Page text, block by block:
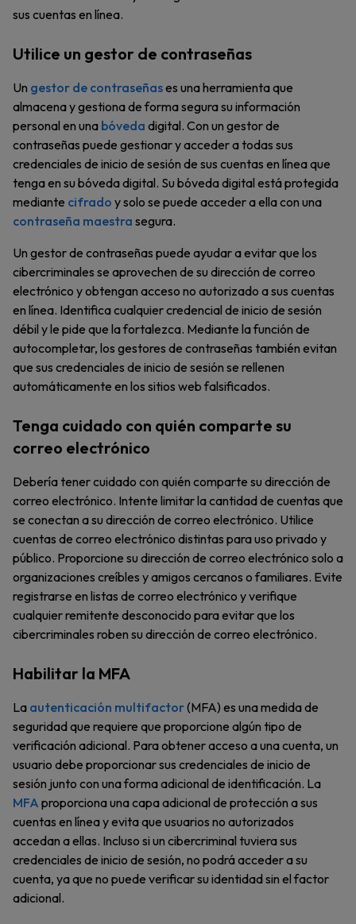
sus cuentas en línea.
Utilice un gestor de contraseñas
Un gestor de contraseñases una herramienta que
almacena y gestiona de forma segura su información
personal en una bóveda digital. Con un gestor de
contraseñas puede gestionar y acceder a todas sus
credenciales de inicio de sesión de sus cuentas en línea que
tenga en su bóveda digital. Su bóveda digital está protegida
mediante cifrado y solo se puede acceder a ella con una
contraseña maestra segura.
Un gestor de contraseñas puede ayudar a evitar que los
cibercriminales se aprovechen de su dirección de correo
electrónico y obtengan acceso no autorizado a sus cuentas
en línea. Identifica cualquier credencial de inicio de sesión
débil y le pide que la fortalezca. Mediante la función de
autocompletar, los gestores de contraseñas también evitan
que sus credenciales de inicio de sesión se rellenen
automáticamente en los sitios web falsificados.
Tenga cuidado con quién comparte su
correo electrónico
Debería tener cuidado con quién comparte su dirección de
correo electrónico. Intente limitar la cantidad de cuentas que
se conectan a su dirección de correo electrónico. Utilice
cuentas de correo electrónico distintas para uso privado y
público. Proporcione su dirección de correo electrónico solo a
organizaciones creíbles y amigos cercanos o familiares. Evite
registrarse en listas de correo electrónico y verifique
cualquier remitente desconocido para evitar que los
cibercriminales roben su dirección de correo electrónico.
Habilitar la MFA
La autenticación multifactor(MFA) es una medida de
seguridad que requiere que proporcione algún tipo de
verificación adicional. Para obtener acceso a una cuenta, un
usuario debe proporcionar sus credenciales de inicio de
sesión junto con una forma adicional de identificación. La
MFA proporciona una capa adicional de protección a sus
cuentas en línea y evita que usuarios no autorizados
accedan a ellas. Incluso si un cibercriminal tuviera sus
credenciales de inicio de sesión, no podrá acceder a su
cuenta, ya que no puede verificar su identidad sin el factor
adicional.